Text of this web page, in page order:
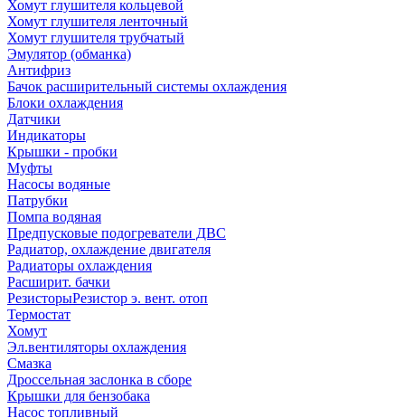
Хомут глушителя кольцевой
Хомут глушителя ленточный
Хомут глушителя трубчатый
Эмулятор (обманка)
Антифриз
Бачок расширительный системы охлаждения
Блоки охлаждения
Датчики
Индикаторы
Крышки - пробки
Муфты
Насосы водяные
Патрубки
Помпа водяная
Предпусковые подогреватели ДВС
Радиатор, охлаждение двигателя
Радиаторы охлаждения
Расширит. бачки
РезисторыРезистор э. вент. отоп
Термостат
Хомут
Эл.вентиляторы охлаждения
Смазка
Дроссельная заслонка в сборе
Крышки для бензобака
Насос топливный